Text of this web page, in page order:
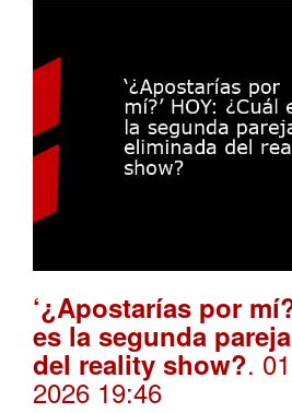
‘¿Apostarías por
es la segunda
del reality show?.
2026 19:46